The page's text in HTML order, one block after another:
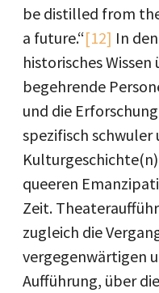
be distilled from
a future.“[12] In
historisches
begehrende
und die
spezifisch schwuler
queeren
Zeit.
zugleich die
vergegenwärtigen
Aufführung, über